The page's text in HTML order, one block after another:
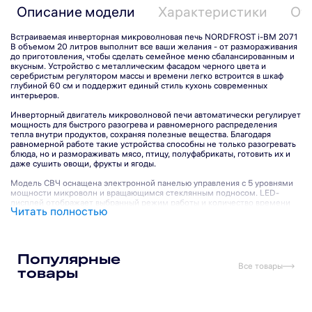
Описание модели Характеристики
Встраиваемая инверторная микроволновая печь NORDFROST i-BM 2071
B объемом 20 литров выполнит все ваши желания - от размораживания
до приготовления, чтобы сделать семейное меню сбалансированным и
вкусным. Устройство с металлическим фасадом черного цвета и
серебристым регулятором массы и времени легко встроится в шкаф
глубиной 60 см и поддержит единый стиль кухонь современных
интерьеров.
Инверторный двигатель микроволновой печи автоматически регулирует
мощность для быстрого разогрева и равномерного распределения
тепла внутри продуктов, сохраняя полезные вещества. Благодаря
равномерной работе такие устройства способны не только разогревать
блюда, но и размораживать мясо, птицу, полуфабрикаты, готовить их и
даже сушить овощи, фрукты и ягоды.
Модель СВЧ оснащена электронной панелью управления с 5 уровнями
мощности микроволн и вращающимся стеклянным подносом. LED-
дисплей отображает выбранный режим работы и количество времени
до его окончания. Автоменю позволит выбрать программу для
Функция памяти поможет задать нужные настройки для любимых блюд.
При подключении микроволновки после отключения электропитания
выставленные параметры нужно будет обновить.
Читать полностью
Популярные
товары
Все товары
Подписаться